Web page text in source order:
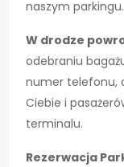
naszym parkingu.
W drodze
odebraniu
numer telefonu,
Ciebie i
terminalu.
Rezerwacja